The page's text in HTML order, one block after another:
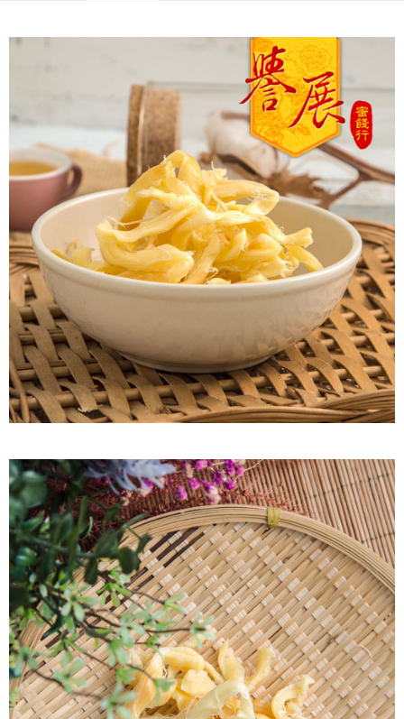
ATM付款
全家取貨付款
每筆NT$60，滿NT$799(含以上)免運費
付款後全家取貨
每筆NT$60，滿NT$799(含以上)免運費
7-11取貨付款
每筆NT$60，滿NT$799(含以上)免運費
付款後7-11取貨
每筆NT$60，滿NT$799(含以上)免運費
宅配到家
每筆NT$150，滿NT$1,399(含以上)免運費
澎湖金門馬祖宅配到家
每筆NT$250
付款後門市自取
免運費